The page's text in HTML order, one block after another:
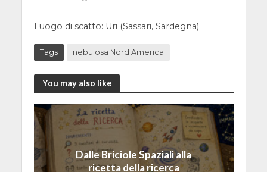
Luogo di scatto: Uri (Sassari, Sardegna)
Tags nebulosa Nord America
You may also like
Dalle Briciole Spaziali alla
ricetta della ricerca